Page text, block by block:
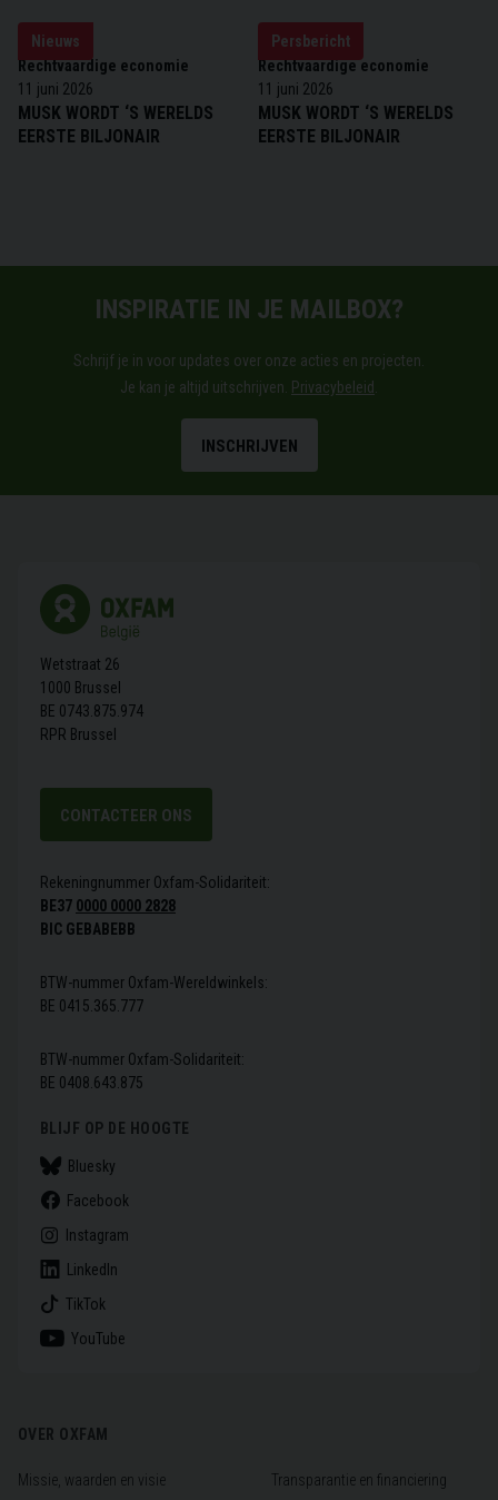
Nieuws
Rechtvaardige economie
11 juni 2026
MUSK WORDT ‘S WERELDS
EERSTE BILJONAIR
Persbericht
Rechtvaardige economie
11 juni 2026
MUSK WORDT ‘S WERELDS
EERSTE BILJONAIR
TITELINSPIRATIE IN JE MAILBOX?
DescriptionSchrijf je in voor updates over onze acties en projecten.
Je kan je altijd uitschrijven. Privacybeleid
INSCHRIJVEN
Wetstraat 26
1000 Brussel
BE 0743.875.974
RPR Brussel
CONTACTEER ONS
Rekeningnummer Oxfam-Solidariteit:
BE37 0000 0000 2828
BIC GEBABEBB
BTW-nummer Oxfam-Wereldwinkels:
BE 0415.365.777
BTW-nummer Oxfam-Solidariteit:
BE 0408.643.875
BLIJF OP DE HOOGTE
Bluesky
Facebook
Instagram
LinkedIn
TikTok
YouTube
Voet
OVER OXFAM
Missie, waarden en visie
Transparantie en financiering